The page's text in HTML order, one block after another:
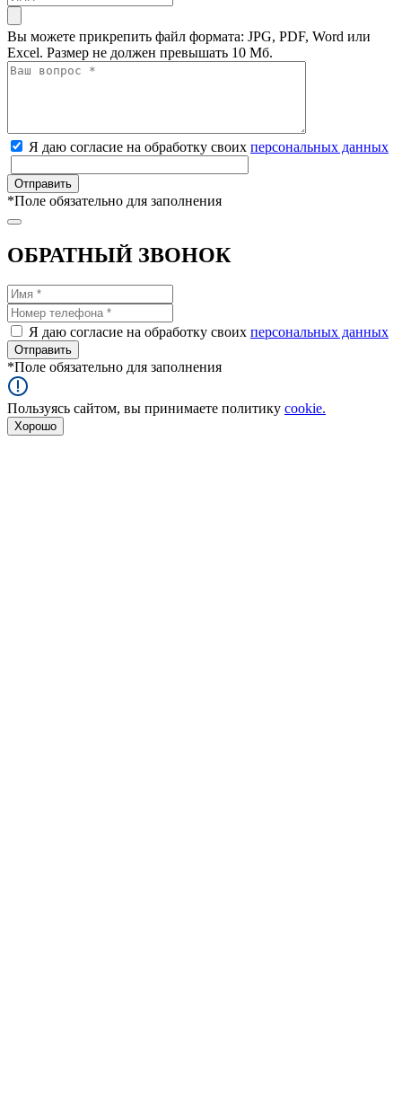
Вы можете прикрепить файл формата: JPG, PDF, Word или
Excel. Размер не должен превышать 10 Мб.
Я даю согласие на обработку своих персональных данных
*Поле обязательно для заполнения
ОБРАТНЫЙ ЗВОНОК
Я даю согласие на обработку своих персональных данных
*Поле обязательно для заполнения
Пользуясь сайтом, вы принимаете политику cookie.
Хорошо